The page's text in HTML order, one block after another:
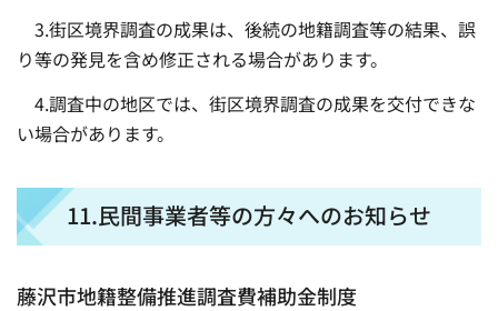
3.街区境界調査の成果は、後続の地籍調査等の結果、誤
り等の発見を含め修正される場合があります。
4.調査中の地区では、街区境界調査の成果を交付できな
い場合があります。
11.民間事業者等の方々へのお知らせ
藤沢市地籍整備推進調査費補助金制度